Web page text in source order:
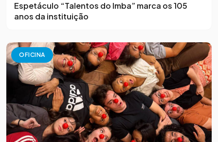
Espetáculo “Talentos do Imba” marca os 105
anos da instituição
OFICINA